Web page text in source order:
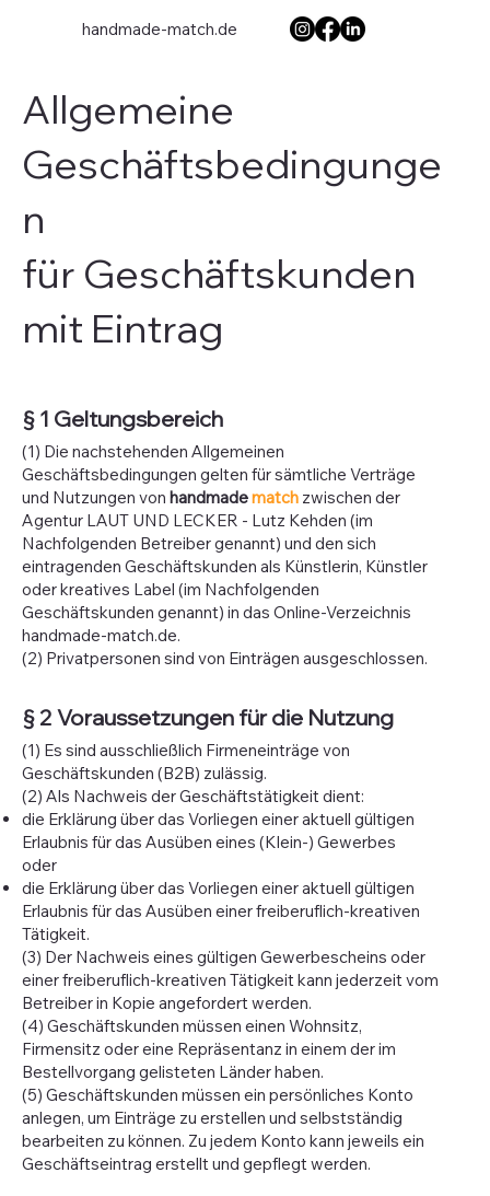
handmade-match.de
Allgemeine
Geschäftsbedingunge
n
für Geschäftskunden
mit Eintrag
§ 1 Geltungsbereich
(1) Die nachstehenden Allgemeinen
Geschäftsbedingungen gelten für sämtliche Verträge
und Nutzungen von handmadematch zwischen der
Agentur LAUT UND LECKER - Lutz Kehden (im
Nachfolgenden Betreiber genannt) und den sich
eintragenden Geschäftskunden als Künstlerin, Künstler
oder kreatives Label (im Nachfolgenden
Geschäftskunden genannt) in das Online-Verzeichnis
handmade-match.de.
(2) Privatpersonen sind von Einträgen ausgeschlossen.
§ 2 Voraussetzungen für die Nutzung
(1) Es sind ausschließlich Firmeneinträge von
Geschäftskunden (B2B) zulässig.
(2) Als Nachweis der Geschäftstätigkeit dient:​
die Erklärung über das Vorliegen einer aktuell gültigen
Erlaubnis für das Ausüben eines (Klein-) Gewerbes
oder
die Erklärung über das Vorliegen einer aktuell gültigen
Erlaubnis für das Ausüben einer freiberuflich-kreativen
Tätigkeit.
(3) ​Der Nachweis eines gültigen Gewerbescheins oder
einer freiberuflich-kreativen Tätigkeit kann jederzeit vom
Betreiber in Kopie angefordert werden.
(4) Geschäftskunden müssen einen Wohnsitz,
Firmensitz oder eine Repräsentanz in einem der im
Bestellvorgang gelisteten Länder haben.
(5) Geschäftskunden müssen ein persönliches Konto
anlegen, um Einträge zu erstellen und selbstständig
bearbeiten zu können. Zu jedem Konto kann jeweils ein
Geschäftseintrag erstellt und gepflegt werden.